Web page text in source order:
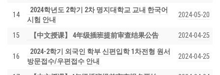
14
2024학년도 2학기 2차 명지대학교 교내 한국어
시험 안내
2024-05-20
15 【中文授课】 4年级插班提前审查结果公告 2024-04-25
16
2024-2학기 외국인 학부 신편입학 1차전형 원서
방문접수/우편접수 안내
2024-04-25